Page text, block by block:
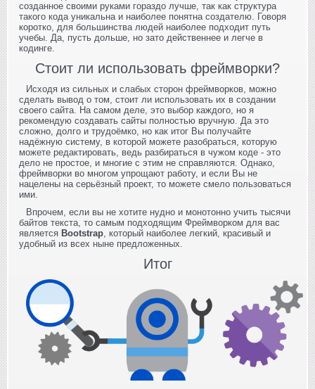
созданное своими руками гораздо лучше, так как структура
такого кода уникальна и наиболее понятна создателю. Говоря
коротко, для большинства людей наиболее подходит путь
учебы. Да, пусть дольше, но зато действеннее и легче в
кодинге.
Стоит ли использовать фреймворки?
Исходя из сильных и слабых сторон фреймворков, можно
сделать вывод о том, стоит ли использовать их в создании
своего сайта. На самом деле, это выбор каждого, но я
рекомендую создавать сайты полностью вручную. Да это
сложно, долго и трудоёмко, но как итог Вы получайте
надёжную систему, в которой можете разобраться, которую
можете редактировать, ведь разбираться в чужом коде - это
дело не простое, и многие с этим не справляются. Однако,
фреймворки во многом упрощают работу, и если Вы не
нацелены на серьёзный проект, то можете смело пользоваться
ими.
Впрочем, если вы не хотите нудно и монотонно учить тысячи
байтов текста, то самым подходящим Фреймворком для вас
является Bootstrap , который наиболее легкий, красивый и
удобный из всех ныне предложенных.
Итог